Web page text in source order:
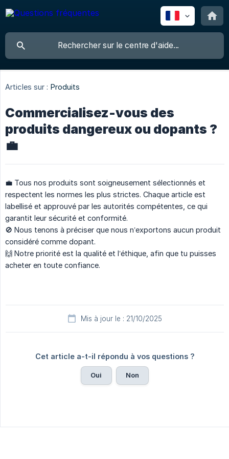
Articles sur : Produits
Commercialisez-vous des
produits dangereux ou dopants ?
💼
💼 Tous nos produits sont soigneusement sélectionnés et
respectent les normes les plus strictes. Chaque article est
labellisé et approuvé par les autorités compétentes, ce qui
garantit leur sécurité et conformité.
🚫 Nous tenons à préciser que nous n’exportons aucun produit
considéré comme dopant.
🙌 Notre priorité est la qualité et l’éthique, afin que tu puisses
acheter en toute confiance.
Mis à jour le : 21/10/2025
Cet article a-t-il répondu à vos questions ?
Oui Non